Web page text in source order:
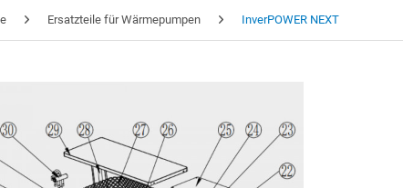
Ersatzteile für Wärmepumpen InverPOWER NEXT